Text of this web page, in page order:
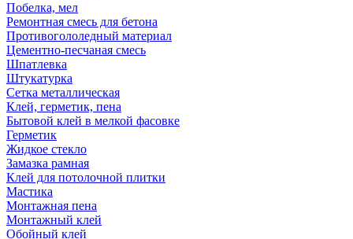
Побелка, мел
Ремонтная смесь для бетона
Противогололедный материал
Цементно-песчаная смесь
Шпатлевка
Штукатурка
Сетка металлическая
Клей, герметик, пена
Бытовой клей в мелкой фасовке
Герметик
Жидкое стекло
Замазка рамная
Клей для потолочной плитки
Мастика
Монтажная пена
Монтажный клей
Обойный клей